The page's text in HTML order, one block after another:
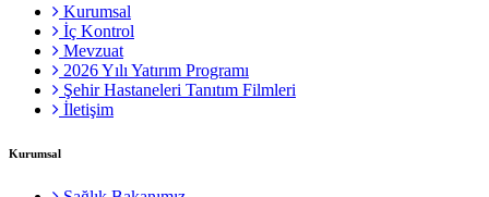
Kurumsal
İç Kontrol
Mevzuat
2026 Yılı Yatırım Programı
Şehir Hastaneleri Tanıtım Filmleri
İletişim
Kurumsal